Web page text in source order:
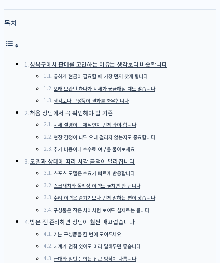
목차
성북구에서 판매를 고민하는 이유는 생각보다 비슷합니다
급하게 현금이 필요할 때 가장 먼저 찾게 됩니다
오래 보관만 하다가 시세가 궁금해질 때도 많습니다
생각보다 구성품이 결과를 좌우합니다
처음 상담에서 꼭 확인해야 할 기준
시세 설명이 구체적인지 먼저 봐야 합니다
현장 감정이 너무 오래 걸리지 않는지도 중요합니다
추가 비용이나 수수료 여부를 물어보세요
모델과 상태에 따라 체감 금액이 달라집니다
스포츠 모델은 수요가 빠르게 반응합니다
스크래치와 폴리싱 이력도 놓치면 안 됩니다
수리 이력은 숨기기보다 먼저 말하는 편이 낫습니다
구성품은 작은 차이처럼 보여도 실제로는 큽니다
방문 전 준비하면 상담이 훨씬 매끄럽습니다
기본 구성품을 한 번에 모아두세요
시계가 멈춰 있어도 미리 말해두면 좋습니다
급매와 일반 문의는 접근 방식이 다릅니다